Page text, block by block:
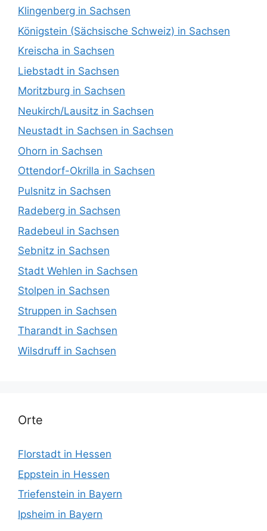
Klingenberg in Sachsen
Königstein (Sächsische Schweiz) in Sachsen
Kreischa in Sachsen
Liebstadt in Sachsen
Moritzburg in Sachsen
Neukirch/Lausitz in Sachsen
Neustadt in Sachsen in Sachsen
Ohorn in Sachsen
Ottendorf-Okrilla in Sachsen
Pulsnitz in Sachsen
Radeberg in Sachsen
Radebeul in Sachsen
Sebnitz in Sachsen
Stadt Wehlen in Sachsen
Stolpen in Sachsen
Struppen in Sachsen
Tharandt in Sachsen
Wilsdruff in Sachsen
Orte
Florstadt in Hessen
Eppstein in Hessen
Triefenstein in Bayern
Ipsheim in Bayern